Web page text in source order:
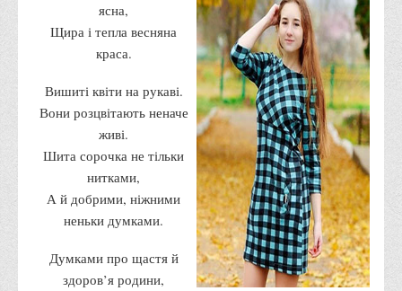
Права
Іноземної філології та перекладу
Реклами та зв'язків з громадськістю
Наукової роботи та міжнародної співпраці
Здобутки студентів
Матеріали наукових конференцій та вебінарів
Міжнародна діяльність
ясна,
Щира і тепла весняна
краса.
Вишиті квіти на рукаві.
Вони розцвітають неначе
живі.
Шита сорочка не тільки
нитками,
А й добрими, ніжними
неньки думками.
Думками про щастя й
здоров’я родини,